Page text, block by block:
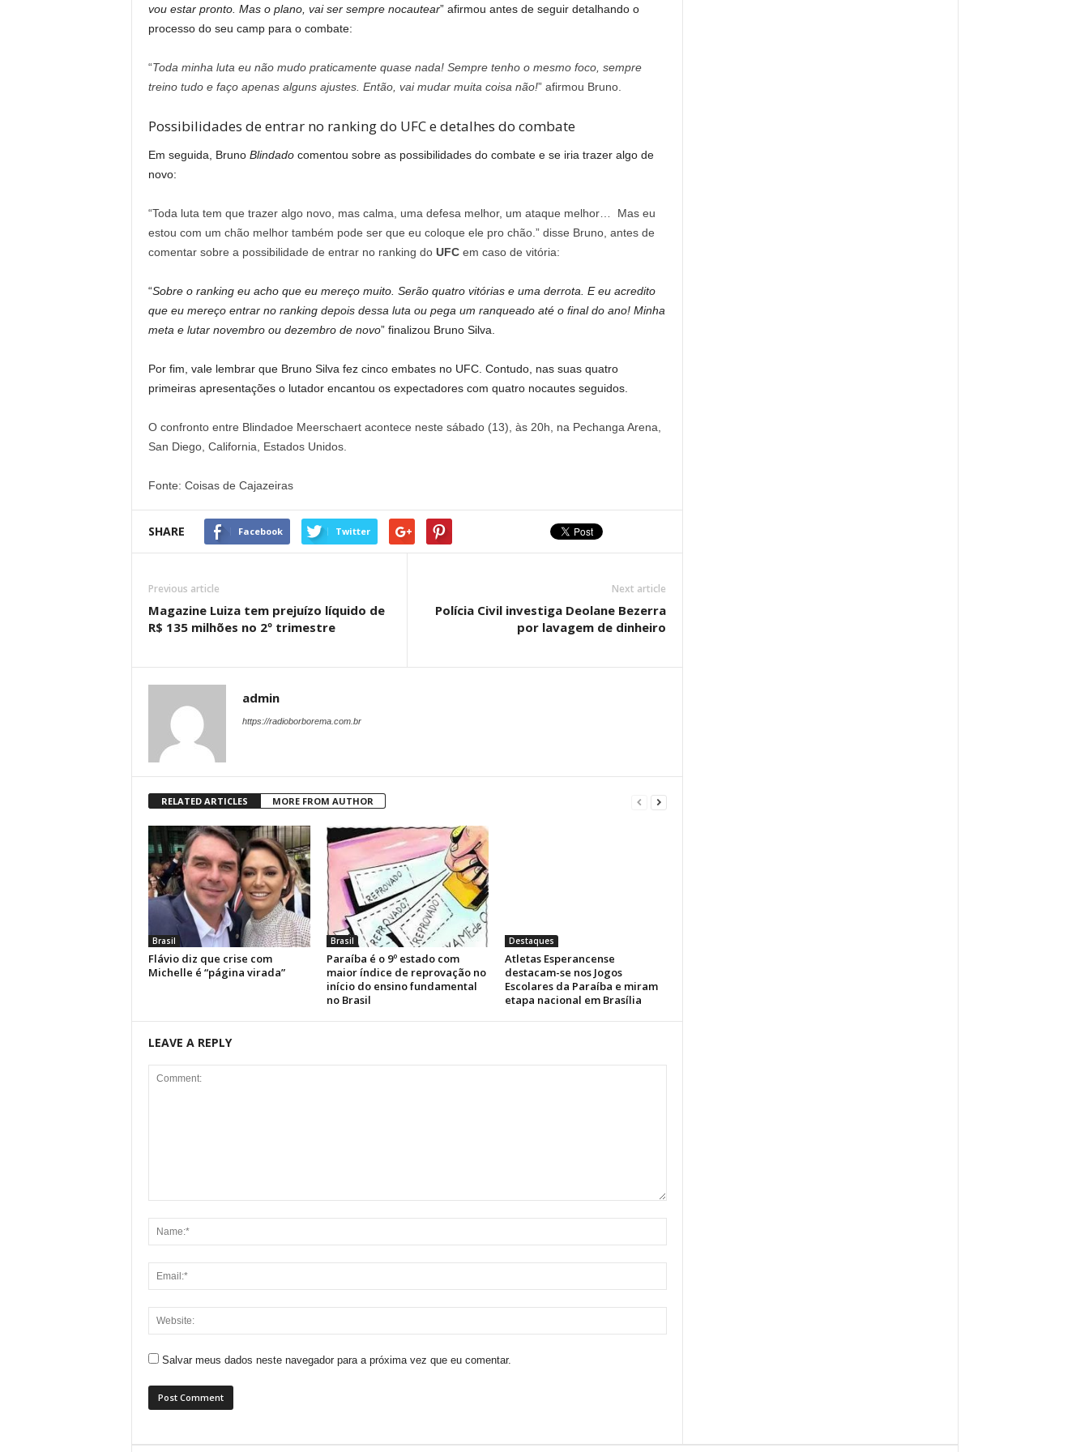
vou estar pronto. Mas o plano, vai ser sempre nocautear” afirmou antes de seguir detalhando o
processo do seu camp para o combate:
“Toda minha luta eu não mudo praticamente quase nada! Sempre tenho o mesmo foco, sempre
treino tudo e faço apenas alguns ajustes. Então, vai mudar muita coisa não!” afirmou Bruno.
Possibilidades de entrar no ranking do UFC e detalhes do combate
Em seguida, Bruno Blindadocomentou sobre as possibilidades do combate e se iria trazer algo de
novo:
“Toda luta tem que trazer algo novo, mas calma, uma defesa melhor, um ataque melhor… Mas eu
estou com um chão melhor também pode ser que eu coloque ele pro chão.” disse Bruno, antes de
comentar sobre a possibilidade de entrar no ranking doUFCem caso de vitória:
“Sobre o ranking eu acho que eu mereço muito. Serão quatro vitórias e uma derrota. E eu acredito
que eu mereço entrar no ranking depois dessa luta ou pega um ranqueado até o final do ano! Minha
meta e lutar novembro ou dezembro de novo” finalizou Bruno Silva.
Por fim, vale lembrar que Bruno Silva fez cinco embates no UFC. Contudo, nas suas quatro
primeiras apresentações o lutador encantou os expectadores com quatro nocautes seguidos.
O confronto entre Blindadoe Meerschaert acontece neste sábado (13), às 20h, na Pechanga Arena,
San Diego, California, Estados Unidos.
Fonte: Coisas de Cajazeiras
SHARE Facebook Twitter
Previous article
Magazine Luiza tem prejuízo líquido de
R$ 135 milhões no 2º trimestre
Next article
Polícia Civil investiga Deolane Bezerra
por lavagem de dinheiro
admin
https://radioborborema.com.br
RELATED ARTICLES MORE FROM AUTHOR
Brasil
Flávio diz que crise com
Michelle é “página virada”
Brasil
Paraíba é o 9º estado com
maior índice de reprovação no
início do ensino fundamental
no Brasil
Destaques
Atletas Esperancense
destacam-se nos Jogos
Escolares da Paraíba e miram
etapa nacional em Brasília
LEAVE A REPLY
Salvar meus dados neste navegador para a próxima vez que eu comentar.